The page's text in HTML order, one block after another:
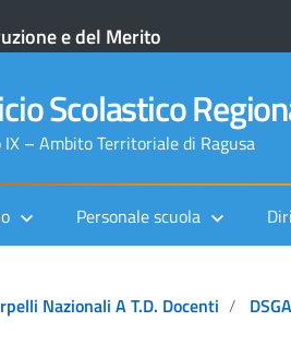
e del Merito
Scolastico
IX – Ambito Territoriale di Ragusa
Personale scuola
Nazionali A T.D. Docenti DSGA